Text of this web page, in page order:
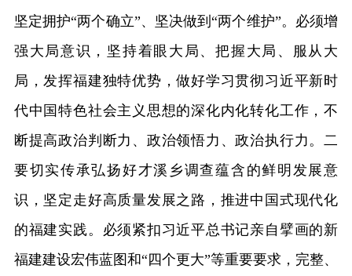
坚定拥护“两个确立”、坚决做到“两个维护”。必须增
强大局意识，坚持着眼大局、把握大局、服从大
局，发挥福建独特优势，做好学习贯彻习近平新时
代中国特色社会主义思想的深化内化转化工作，不
断提高政治判断力、政治领悟力、政治执行力。二
要切实传承弘扬好才溪乡调查蕴含的鲜明发展意
识，坚定走好高质量发展之路，推进中国式现代化
的福建实践。必须紧扣习近平总书记亲自擘画的新
福建建设宏伟蓝图和“四个更大”等重要要求，完整、